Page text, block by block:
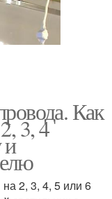
Как
3, 4
и
2, 3, 4, 5 или 6